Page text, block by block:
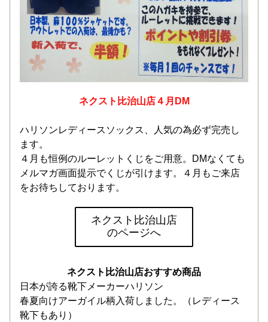
ネクスト比治山店４月DM
ハリソンレディースソックス、人気の為必ず完売し
ます。
４月も恒例のルーレットくじをご用意。DMなくても
メルマガ画面提示でくじが引けます。４月もご来店
をお待ちしております。
ネクスト比治山店
のページへ
ネクスト比治山店おすすめ商品
日本が誇る靴下メーカーハリソン
春夏向けアーガイル柄入荷しました。（レディース
靴下もあり）